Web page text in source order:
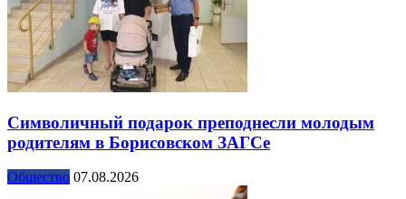
Символичный подарок преподнесли молодым
родителям в Борисовском ЗАГСе
Общество 07.08.2026